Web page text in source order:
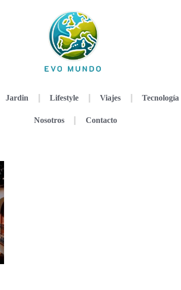
Jardin Lifestyle Viajes Tecnología
Nosotros Contacto